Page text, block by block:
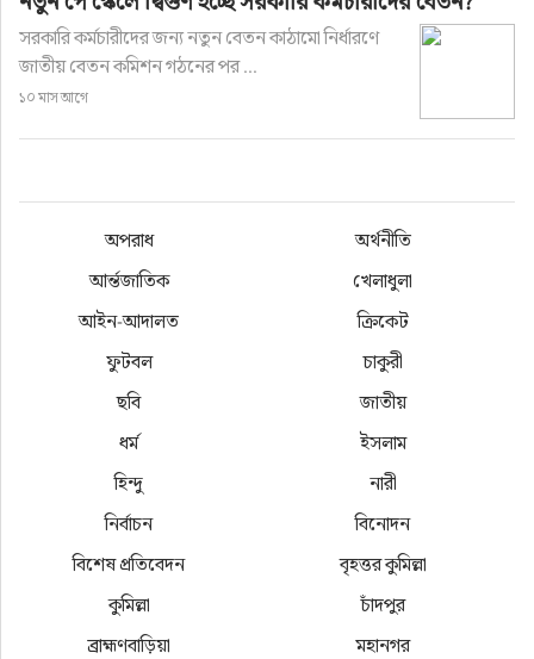
সরকারি কর্মচারীদের জন্য নতুন বেতন কাঠামো নির্ধারণে
জাতীয় বেতন কমিশন গঠনের পর ...
১০ মাস আগে
অপরাধ
অর্থনীতি
আর্ন্তজাতিক
খেলাধুলা
আইন-আদালত
ক্রিকেট
ফুটবল
চাকুরী
ছবি
জাতীয়
ধর্ম
ইসলাম
হিন্দু
নারী
নির্বাচন
বিনোদন
বিশেষ প্রতিবেদন
বৃহত্তর কুমিল্লা
কুমিল্লা
চাঁদপুর
ব্রাহ্মণবাড়িয়া
মহানগর